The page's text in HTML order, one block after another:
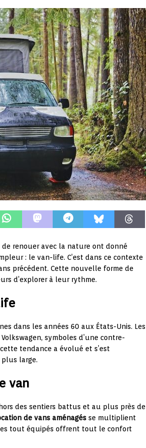
de renouer avec la nature ont donné
: le van-life. C’est dans ce contexte
précédent. Cette nouvelle forme de
d’explorer à leur rythme.
dans les années 60 aux États-Unis. Les
symboles d’une contre-
tendance a évolué et s’est
large.
van
des sentiers battus et au plus près de
de vans aménagés se multiplient
tout équipés offrent tout le confort